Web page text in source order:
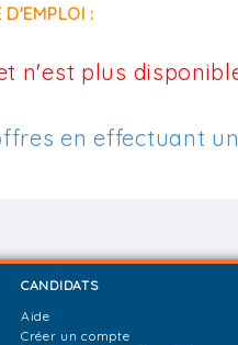
D'EMPLOI :
n'est plus
en effectuant
CANDIDATS
Aide
Créer un compte